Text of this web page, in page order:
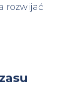
rozwijać